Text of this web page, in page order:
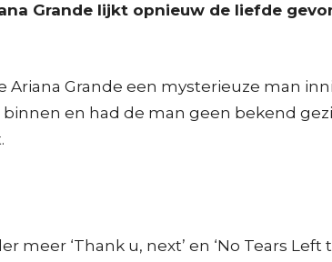
Grande lijkt opnieuw de liefde
Ariana Grande een mysterieuze man
en had de man geen bekend
meer ‘Thank u, next’ en ‘No Tears